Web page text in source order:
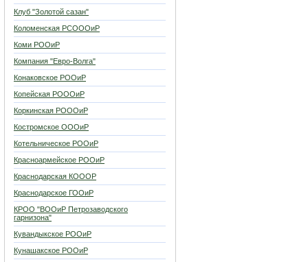
Клуб "Золотой сазан"
Коломенская РСОООиР
Коми РООиР
Компания "Евро-Волга"
Конаковское РООиР
Копейская РОООиР
Коркинская РОООиР
Костромское ОООиР
Котельническое РООиР
Красноармейское РООиР
Краснодарская КОООР
Краснодарское ГООиР
КРОО "ВООиР Петрозаводского
гарнизона"
Кувандыкское РООиР
Кунашакское РООиР